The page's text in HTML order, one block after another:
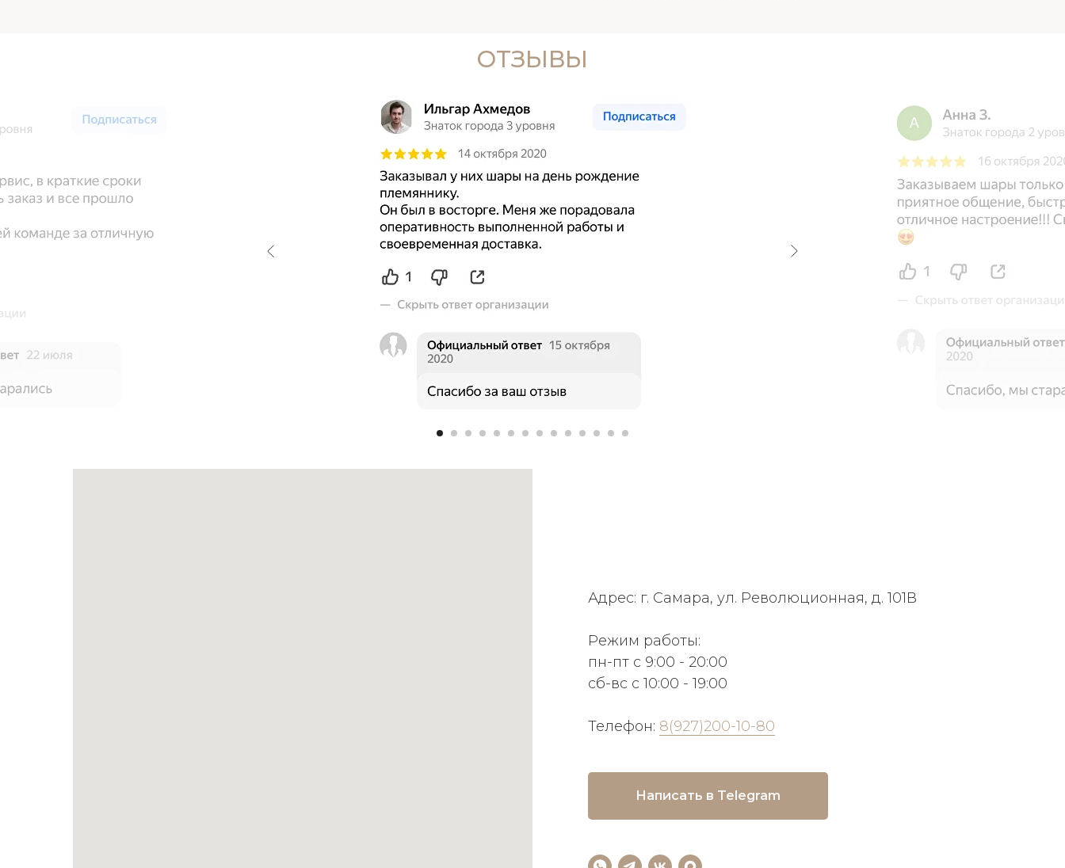
ОТЗЫВЫ
Адрес: г. Самара, ул. Революционная, д. 101В
Режим работы:
пн-пт с 9:00 - 20:00
сб-вс с 10:00 - 19:00
Телефон: 8(927)200-10-80
Написать в Telegram